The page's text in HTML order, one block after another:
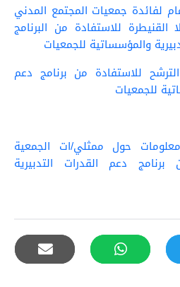
لفائدة جمعيات المجتمع المدني
للاستفادة من البرنامج
والمؤسساتية للجمعيات
للاستفادة من برنامج دعم
للجمعيات
حول ممثلي/ات الجمعية
برنامج دعم القدرات التدبيرية